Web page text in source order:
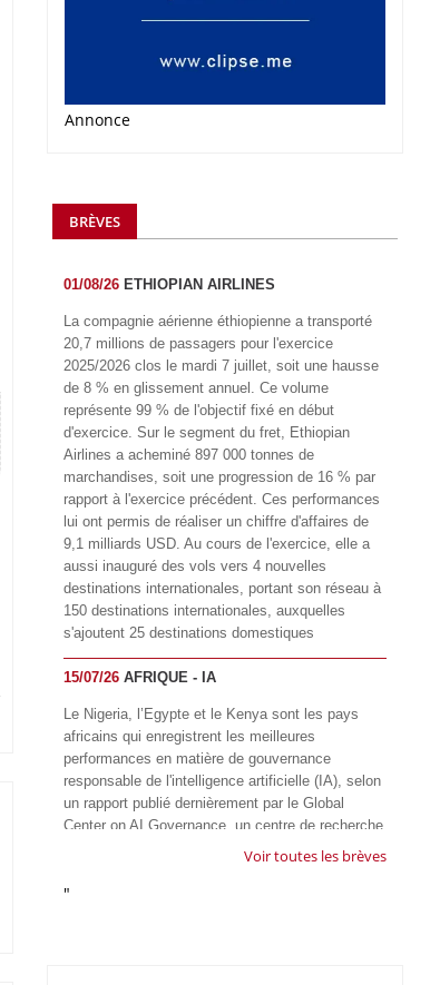
Annonce
BRÈVES
01/08/26 ETHIOPIAN AIRLINES
La compagnie aérienne éthiopienne a transporté
20,7 millions de passagers pour l'exercice
2025/2026 clos le mardi 7 juillet, soit une hausse
de 8 % en glissement annuel. Ce volume
représente 99 % de l'objectif fixé en début
d'exercice. Sur le segment du fret, Ethiopian
Airlines a acheminé 897 000 tonnes de
marchandises, soit une progression de 16 % par
rapport à l'exercice précédent. Ces performances
lui ont permis de réaliser un chiffre d'affaires de
9,1 milliards USD. Au cours de l'exercice, elle a
aussi inauguré des vols vers 4 nouvelles
destinations internationales, portant son réseau à
150 destinations internationales, auxquelles
s'ajoutent 25 destinations domestiques
15/07/26 AFRIQUE - IA
Le Nigeria, l’Egypte et le Kenya sont les pays
africains qui enregistrent les meilleures
performances en matière de gouvernance
responsable de l'intelligence artificielle (IA), selon
un rapport publié dernièrement par le Global
Center on AI Governance, un centre de recherche
basé en Afrique du Sud, qui œuvre à promouvoir
à l'échelle mondiale. Alors que l’IA transforme
Voir toutes les brèves
"